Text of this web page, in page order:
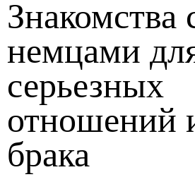
Знакомства
немцами
серьезных
отношений
брака